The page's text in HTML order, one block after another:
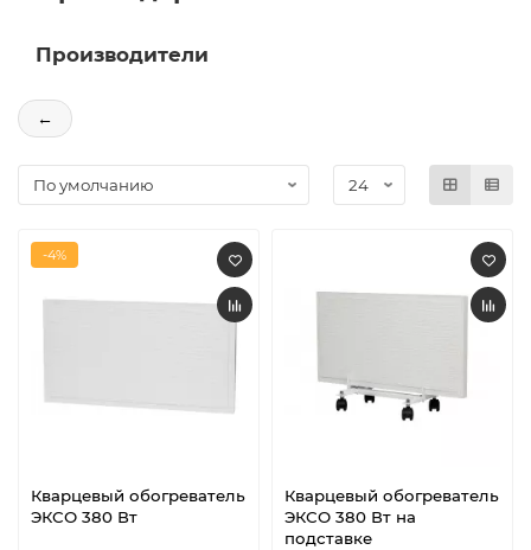
Производители
←
-4%
Кварцевый обогреватель
ЭКСО 380 Вт
Кварцевый обогреватель
ЭКСО 380 Вт на
подставке